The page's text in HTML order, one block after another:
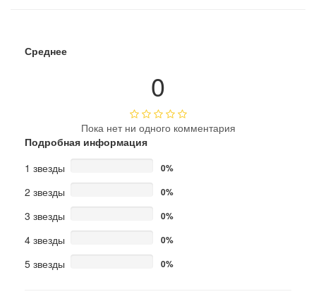
Среднее
0
Пока нет ни одного комментария
Подробная информация
1 звезды
0%
2 звезды 0%
3 звезды 0%
4 звезды 0%
5 звезды 0%